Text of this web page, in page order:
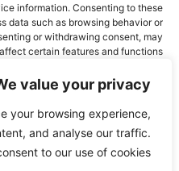
value your privacy
your browsing experience,
and analyse our traffic.
to our use of cookies.
information. Consenting to these
data such as browsing behavior or
or withdrawing consent, may
certain features and functions.
אודות
יבוא אישי ויבוא מקביל
טרייד אין ומשומשות
רכבים למכירה במלאי
צור קשר
עמוד פרטיות